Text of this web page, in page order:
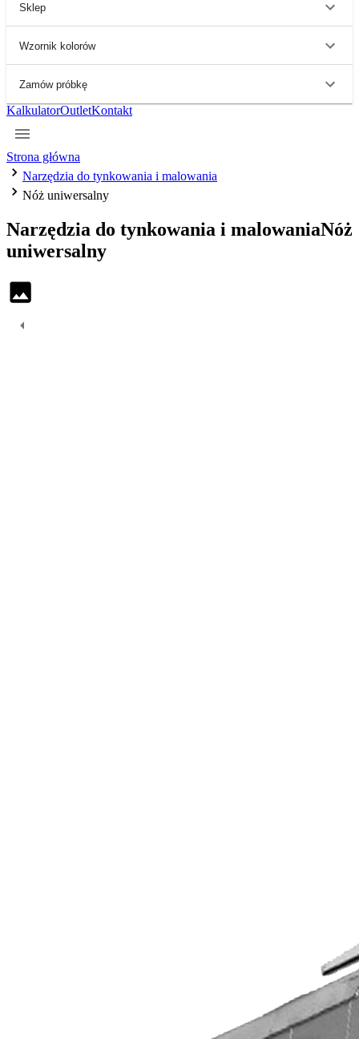
Sklep
Wzornik kolorów
Zamów próbkę
KalkulatorOutletKontakt
Strona główna
Narzędzia do tynkowania i malowania
Nóż uniwersalny
Narzędzia do tynkowania i malowaniaNóż
uniwersalny